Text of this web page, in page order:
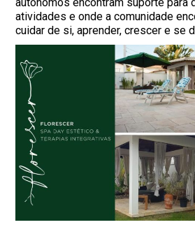
atividades e onde a comunidade
cuidar de si, aprender, crescer e se